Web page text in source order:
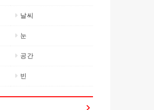
날씨
눈
공간
빈